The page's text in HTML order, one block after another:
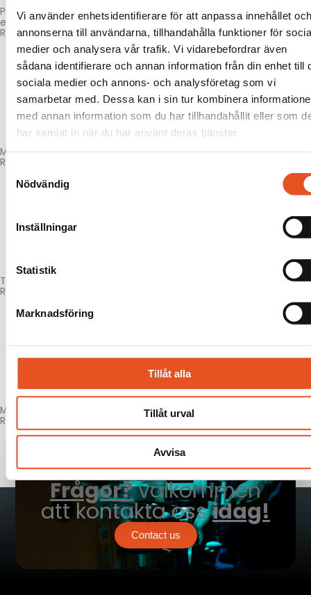
Vi använder enhetsidentifierare för att anpassa innehållet och
annonserna till användarna, tillhandahålla funktioner för
medier och analysera vår trafik. Vi vidarebefordrar även
sådana identifierare och annan information från din enhet till
sociala medier och annons- och analysföretag som vi
samarbetar med. Dessa kan i sin tur kombinera
med annan information som du har tillhandahållit eller som
har samlat in när du har använt deras tjänster.
Nödvändig
Inställningar
Statistik
Marknadsföring
Tillåt alla
Tillåt urval
Avvisa
Production
equipment
Read more here!
Maintenance & repair
Read more here!
Technology & construction
Read more here!
Manufacturing
Read more here!
Frågor?välkommen
att kontakta ossidag!
Contact us